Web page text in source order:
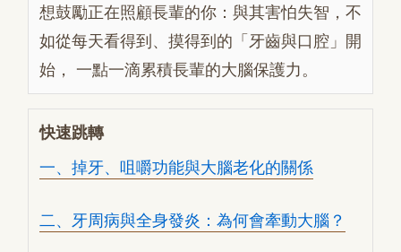
想鼓勵正在照顧長輩的你：與其害怕失智，不
如從每天看得到、摸得到的「牙齒與口腔」開
始， 一點一滴累積長輩的大腦保護力。
快速跳轉
一、掉牙、咀嚼功能與大腦老化的關係
二、牙周病與全身發炎：為何會牽動大腦？